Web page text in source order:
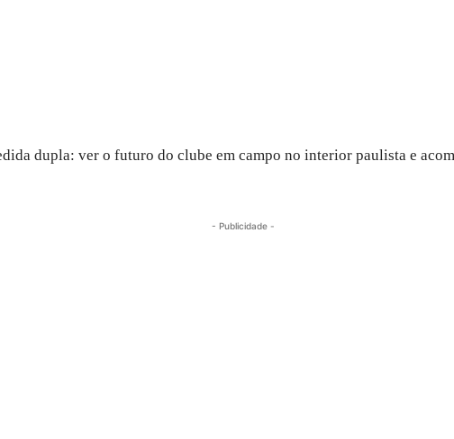
dupla: ver o futuro do clube em campo no interior paulista e
- Publicidade -